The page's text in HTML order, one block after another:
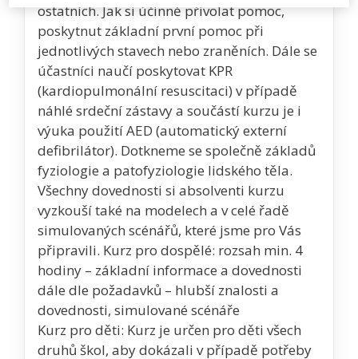
ostatních. Jak si účinně přivolat pomoc,
poskytnut základní první pomoc při
jednotlivých stavech nebo zraněních. Dále se
účastníci naučí poskytovat KPR
(kardiopulmonální resuscitaci) v případě
náhlé srdeční zástavy a součástí kurzu je i
výuka použití AED (automatický externí
defibrilátor). Dotkneme se společně základů
fyziologie a patofyziologie lidského těla.
Všechny dovednosti si absolventi kurzu
vyzkouší také na modelech a v celé řadě
simulovaných scénářů, které jsme pro Vás
připravili. Kurz pro dospělé: rozsah min. 4
hodiny – základní informace a dovednosti
dále dle požadavků – hlubší znalosti a
dovednosti, simulované scénáře
Kurz pro děti: Kurz je určen pro děti všech
druhů škol, aby dokázali v případě potřeby